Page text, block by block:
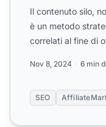
Il contenuto silo,
è un metodo
correlati al fine di
Nov 8, 2024 6 min
SEO